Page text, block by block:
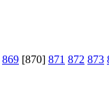
869 [870] 871 872 873